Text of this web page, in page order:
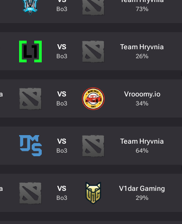
Bo3 73%
VS
Bo3
Team Hryvnia
26%
VS
Bo3
Vrooomy.io
34%
VS
Bo3
Team Hryvnia
64%
VS
Bo3
V1dar Gaming
29%